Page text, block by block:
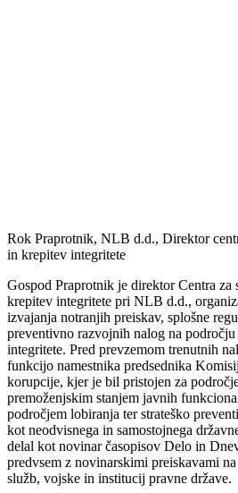
Rok Praprotnik, NLB d.d., Direktor
in krepitev integritete
Gospod Praprotnik je direktor Centra za
krepitev integritete pri NLB d.d.,
izvajanja notranjih preiskav, splošne
preventivno razvojnih nalog na
integritete. Pred prevzemom trenutnih
funkcijo namestnika predsednika
korupcije, kjer je bil pristojen za
premoženjskim stanjem javnih
področjem lobiranja ter strateško
kot neodvisnega in samostojnega
delal kot novinar časopisov Delo in
predvsem z novinarskimi preiskavami
služb, vojske in institucij pravne države.